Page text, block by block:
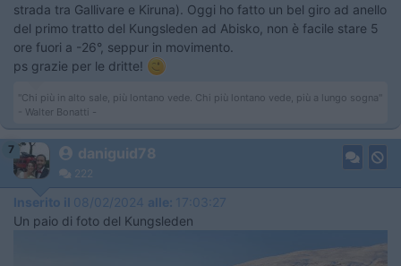
strada tra Gallivare e Kiruna). Oggi ho fatto un bel giro ad anello
del primo tratto del Kungsleden ad Abisko, non è facile stare 5
ore fuori a -26°, seppur in movimento.
ps grazie per le dritte!
"Chi più in alto sale, più lontano vede. Chi più lontano vede, più a lungo sogna"
- Walter Bonatti -
7 daniguid78
222
Inserito il 08/02/2024 alle: 17:03:27
Un paio di foto del Kungsleden